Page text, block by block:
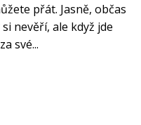
přát. Jasně, občas
nevěří, ale když jde
své...